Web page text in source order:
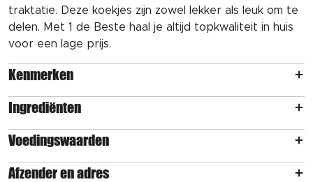
traktatie. Deze koekjes zijn zowel lekker als leuk om te
delen. Met 1 de Beste haal je altijd topkwaliteit in huis
voor een lage prijs.
Kenmerken
Ingrediënten
Voedingswaarden
Afzender en adres